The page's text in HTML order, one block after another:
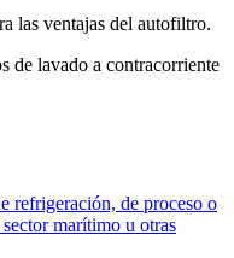
las ventajas del autofiltro.
de lavado a contracorriente
refrigeración, de proceso o
marítimo u otras